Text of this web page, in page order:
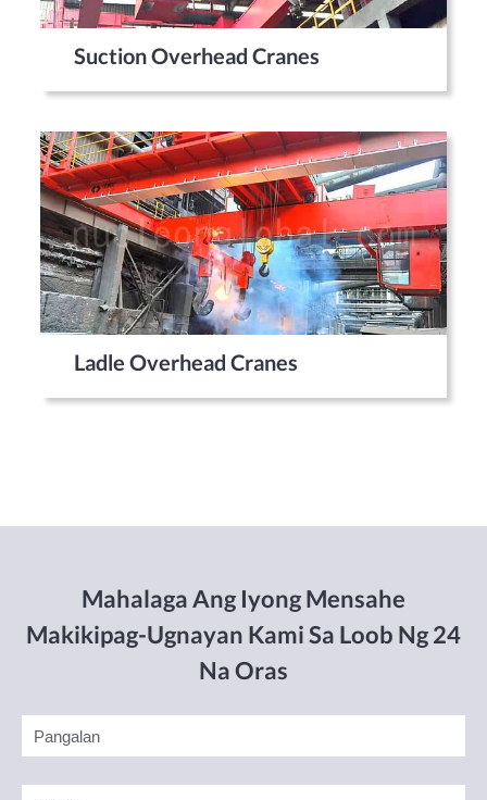
Suction Overhead Cranes
Ladle Overhead Cranes
Mahalaga Ang Iyong Mensahe
Makikipag-Ugnayan Kami Sa Loob Ng 24
Na Oras